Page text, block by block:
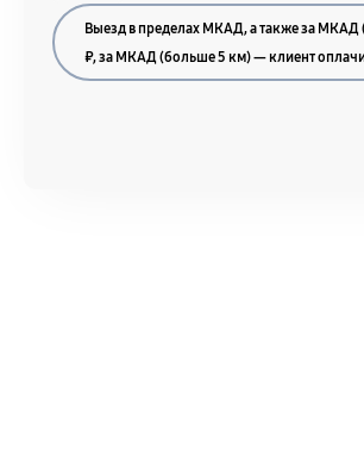
Выезд в пределах МКАД, а также за МКАД
₽, за МКАД (больше 5 км) — клиент